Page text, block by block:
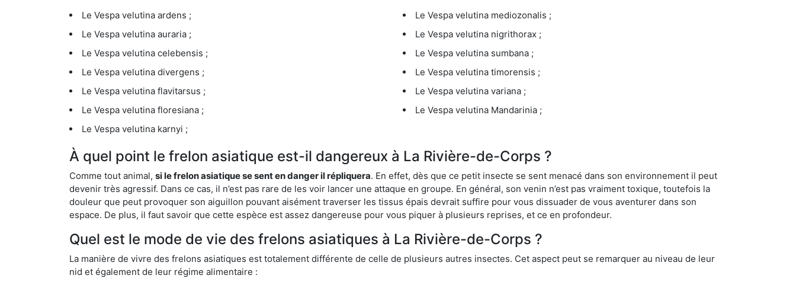
Le Vespa velutina ardens ;
Le Vespa velutina auraria ;
Le Vespa velutina celebensis ;
Le Vespa velutina divergens ;
Le Vespa velutina flavitarsus ;
Le Vespa velutina floresiana ;
Le Vespa velutina karnyi ;
Le Vespa velutina mediozonalis ;
Le Vespa velutina nigrithorax ;
Le Vespa velutina sumbana ;
Le Vespa velutina timorensis ;
Le Vespa velutina variana ;
Le Vespa velutina Mandarinia ;
À quel point le frelon asiatique est-il dangereux à La Rivière-de-Corps ?
Comme tout animal, si le frelon asiatique se sent en danger il répliquera. En effet, dès que ce petit insecte se sent menacé dans son environnement il peut
devenir très agressif. Dans ce cas, il n’est pas rare de les voir lancer une attaque en groupe. En général, son venin n’est pas vraiment toxique, toutefois la
douleur que peut provoquer son aiguillon pouvant aisément traverser les tissus épais devrait suffire pour vous dissuader de vous aventurer dans son
espace. De plus, il faut savoir que cette espèce est assez dangereuse pour vous piquer à plusieurs reprises, et ce en profondeur.
Quel est le mode de vie des frelons asiatiques à La Rivière-de-Corps ?
La manière de vivre des frelons asiatiques est totalement différente de celle de plusieurs autres insectes. Cet aspect peut se remarquer au niveau de leur
nid et également de leur régime alimentaire :